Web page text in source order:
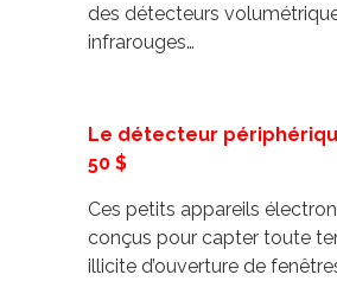
des détecteurs
infrarouges…
Le détecteur
50 $
Ces petits appareils
conçus pour capter toute
illicite d’ouverture de